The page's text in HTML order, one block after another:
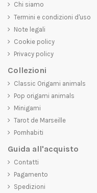
Chi siamo
Termini e condizioni d'uso
Note legali
Cookie policy
Privacy policy
Collezioni
Classic Origami animals
Pop origami animals
Minigami
Tarot de Marseille
Pornhabiti
Guida all'acquisto
Contatti
Pagamento
Spedizioni